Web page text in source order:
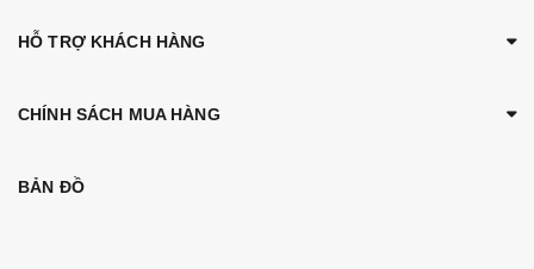
HỖ TRỢ KHÁCH HÀNG
CHÍNH SÁCH MUA HÀNG
BẢN ĐỒ